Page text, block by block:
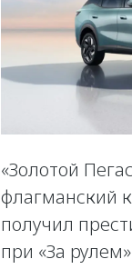
«Золотой
флагманский
получил
при «За рулем»